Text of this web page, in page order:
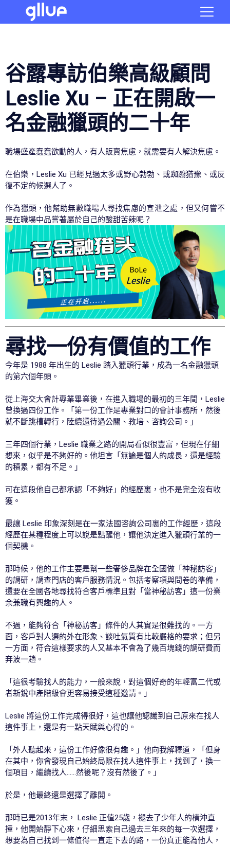
谷露專訪伯樂高級顧問
Leslie Xu – 正在開啟一
名金融獵頭的二十年
職場盛產蠢蠢欲動的人，有人販賣焦慮，就需要有人解決焦慮。
在伯樂，Leslie Xu 已經見過太多或野心勃勃、或踟躕猶豫、或反
復不定的候選人了。
作為獵頭，他幫助無數職場人尋找焦慮的宣泄之處，但又何嘗不
是在職場中品嘗著屬於自己的酸甜苦辣呢？
尋找一份有價值的工作
今年是 1988 年出生的 Leslie 踏入獵頭行業，成為一名金融獵頭
的第六個年頭。
從上海交大會計專業畢業後，在進入職場的最初的三年間，Leslie
曾換過四份工作。「第一份工作是專業對口的會計事務所，然後
就不斷跳槽轉行，陸續還待過公關、教培、咨詢公司。」
三年四個行業，Leslie 職業之路的開局看似很豐富，但現在仔細
想來，似乎是不夠好的。他坦言「無論是個人的成長，還是經驗
的積累，都有不足。」
可在這段他自己都承認「不夠好」的經歷裏，也不是完全沒有收
獲。
最讓 Leslie 印象深刻是在一家法國咨詢公司裏的工作經歷，這段
經歷在某種程度上可以說是點醒他，讓他決定進入獵頭行業的一
個契機。
那時候，他的工作主要是幫一些奢侈品牌在全國做「神秘訪客」
的調研，調查門店的客戶服務情況。包括考察項與問卷的準備，
還要在全國各地尋找符合客戶標準且對「當神秘訪客」這一份業
余兼職有興趣的人。
不過，能夠符合「神秘訪客」條件的人其實是很難找的。一方
面，客戶對人選的外在形象、談吐氣質有比較嚴格的要求；但另
一方面，符合這樣要求的人又基本不會為了幾百塊錢的調研費而
奔波一趟。
「這很考驗找人的能力，一般來說，對這個好奇的年輕富二代或
者新銳中產階級會更容易接受這種邀請。」
Leslie 將這份工作完成得很好，這也讓他認識到自己原來在找人
這件事上，還是有一點天賦與心得的。
「外人聽起來，這份工作好像很有趣。」他向我解釋道，「但身
在其中，你會發現自己始終局限在找人這件事上，找到了，換一
個項目，繼續找人……然後呢？沒有然後了。」
於是，他最終還是選擇了離開。
那時已是2013年末， Leslie 正值25歲，褪去了少年人的橫沖直
撞，他開始靜下心來，仔細思索自己過去三年來的每一次選擇，
想要為自己找到一條值得一直走下去的路，一份真正能為他人，